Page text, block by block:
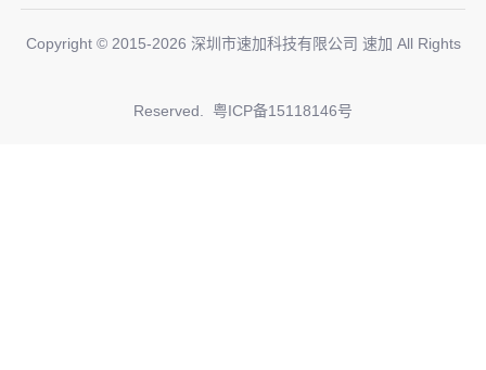
Copyright © 2015-2026 深圳市速加科技有限公司 速加 All Rights
Reserved. 粤ICP备15118146号